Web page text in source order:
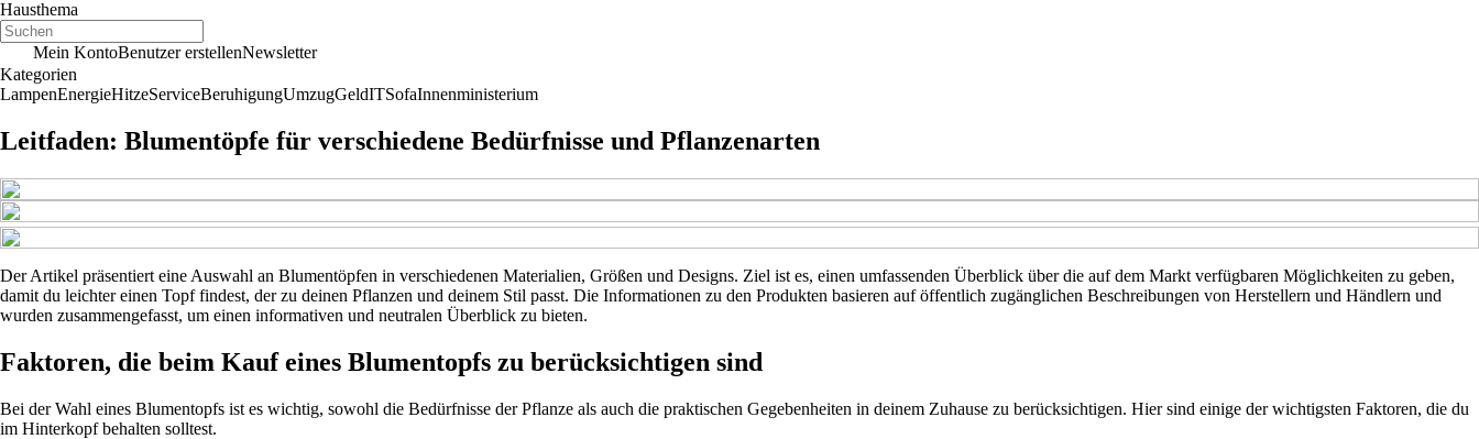
Hausthema
Mein KontoBenutzer erstellenNewsletter
Kategorien
LampenEnergieHitzeServiceBeruhigungUmzugGeldITSofaInnenministerium
Leitfaden: Blumentöpfe für verschiedene Bedürfnisse und Pflanzenarten
Der Artikel präsentiert eine Auswahl an Blumentöpfen in verschiedenen Materialien, Größen und Designs. Ziel ist es, einen umfassenden Überblick über die auf dem Markt verfügbaren Möglichkeiten zu geben,
damit du leichter einen Topf findest, der zu deinen Pflanzen und deinem Stil passt. Die Informationen zu den Produkten basieren auf öffentlich zugänglichen Beschreibungen von Herstellern und Händlern und
wurden zusammengefasst, um einen informativen und neutralen Überblick zu bieten.
Faktoren, die beim Kauf eines Blumentopfs zu berücksichtigen sind
Bei der Wahl eines Blumentopfs ist es wichtig, sowohl die Bedürfnisse der Pflanze als auch die praktischen Gegebenheiten in deinem Zuhause zu berücksichtigen. Hier sind einige der wichtigsten Faktoren, die du
im Hinterkopf behalten solltest.